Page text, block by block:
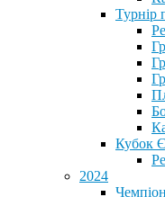
⁨Турнір
Кубок
2024